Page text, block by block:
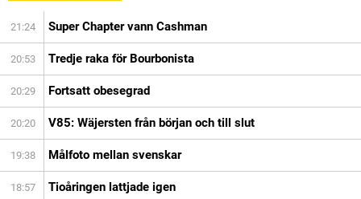
21:24 Super Chapter vann Cashman
20:53 Tredje raka för Bourbonista
20:29 Fortsatt obesegrad
20:20 V85: Wäjersten från början och till slut
19:38 Målfoto mellan svenskar
18:57 Tioåringen lattjade igen